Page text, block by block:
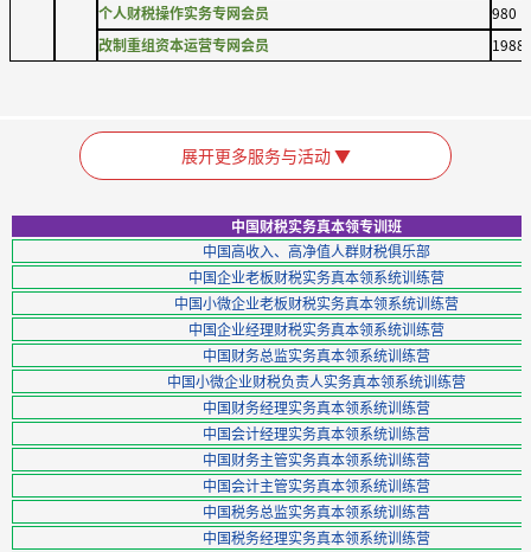
个人财税操作实务专网会员
980
改制重组资本运营专网会员
展开更多服务与活动 ▼
中国财税实务真本领专训班
中国高收入、高净值人群财税俱乐部
中国企业老板财税实务真本领系统训练营
中国小微企业老板财税实务真本领系统训练营
中国企业经理财税实务真本领系统训练营
中国财务总监实务真本领系统训练营
中国小微企业财税负责人实务真本领系统训练营
中国财务经理实务真本领系统训练营
中国会计经理实务真本领系统训练营
中国财务主管实务真本领系统训练营
中国会计主管实务真本领系统训练营
中国税务总监实务真本领系统训练营
中国税务经理实务真本领系统训练营